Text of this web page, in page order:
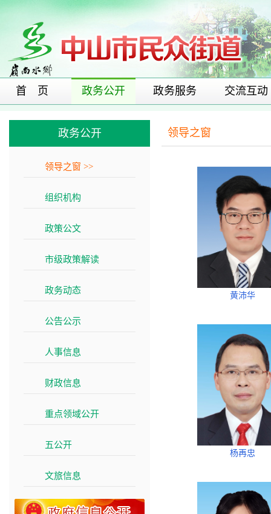
首 页 政务公开 政务服务 交流互动
政务公开
领导之窗 >>
组织机构
政策公文
市级政策解读
政务动态
公告公示
人事信息
财政信息
重点领域公开
五公开
文旅信息
领导之窗
黄沛华
杨再忠